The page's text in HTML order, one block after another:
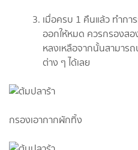
เมื่อครบ 1 คืนแล้ว ทำกา
ออกให้หมด ควรกรองสอง
หลงเหลือจากนั้นสามารถ
ต่าง ๆ ได้เลย
กรองเอากากผักทิ้ง